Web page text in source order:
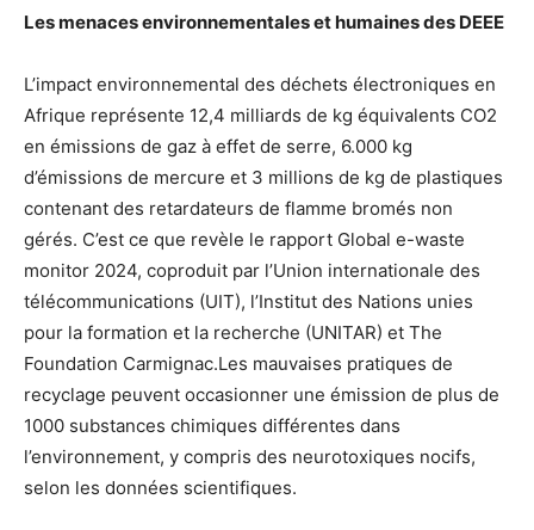
Les menaces environnementales et humaines des DEEE
L’impact environnemental des déchets électroniques en
Afrique représente 12,4 milliards de kg équivalents CO2
en émissions de gaz à effet de serre, 6.000 kg
d’émissions de mercure et 3 millions de kg de plastiques
contenant des retardateurs de flamme bromés non
gérés. C’est ce que revèle le rapport Global e-waste
monitor 2024, coproduit par l’Union internationale des
télécommunications (UIT), l’Institut des Nations unies
pour la formation et la recherche (UNITAR) et The
Foundation Carmignac.Les mauvaises pratiques de
recyclage peuvent occasionner une émission de plus de
1000 substances chimiques différentes dans
l’environnement, y compris des neurotoxiques nocifs,
selon les données scientifiques.